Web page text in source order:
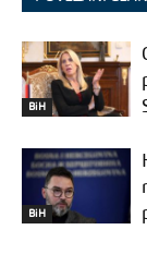
BiH
BiH